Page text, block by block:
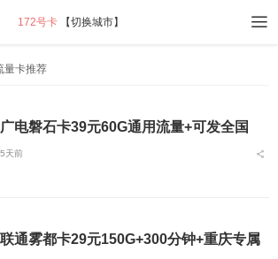
172号卡 【切换城市】
量卡推荐
广电磐石卡39元60G通用流量+可发全国
5天前
联通雾都卡29元150G+300分钟+重庆专属